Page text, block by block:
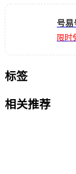
号易
限时
标签
相关推荐